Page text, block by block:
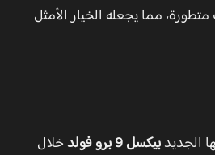
مما يجعله الخيار الأمثل
بيكسل 9 برو فولد خلال